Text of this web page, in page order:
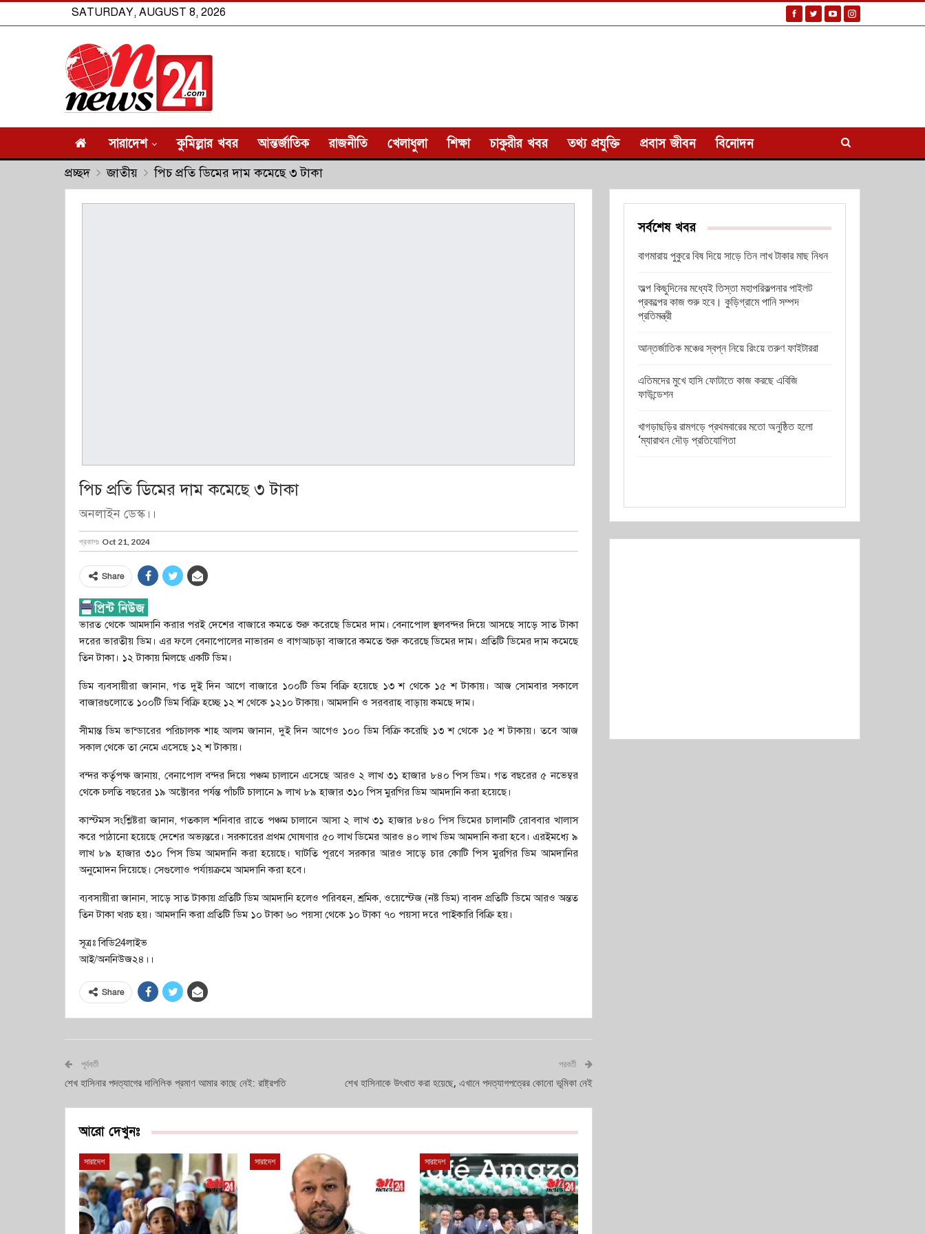
SATURDAY, AUGUST 8, 2026
সারাদেশ কুমিল্লার খবর আন্তর্জাতিক রাজনীতি খেলাধুলা শিক্ষা চাকুরীর খবর তথ্য প্রযুক্তি প্রবাস জীবন বিনোদন
প্রচ্ছদ জাতীয় পিচ প্রতি ডিমের দাম কমেছে ৩ টাকা
পিচ প্রতি ডিমের দাম কমেছে ৩ টাকা
অনলাইন ডেস্ক।।
প্রকাশঃ Oct 21, 2024
Share
ভারত থেকে আমদানি করার পরই দেশের বাজারে কমতে শুরু করেছে ডিমের দাম। বেনাপোল স্থলবন্দর দিয়ে আসছে সাড়ে সাত টাকা
দরের ভারতীয় ডিম। এর ফলে বেনাপোলের নাভারন ও বাগআচড়া বাজারে কমতে শুরু করেছে ডিমের দাম। প্রতিটি ডিমের দাম কমেছে
তিন টাকা। ১২ টাকায় মিলছে একটি ডিম।
ডিম ব্যবসায়ীরা জানান, গত দুই দিন আগে বাজারে ১০০টি ডিম বিক্রি হয়েছে ১৩ শ থেকে ১৫ শ টাকায়। আজ সোমবার সকালে
বাজারগুলোতে ১০০টি ডিম বিক্রি হচ্ছে ১২ শ থেকে ১২১০ টাকায়। আমদানি ও সরবরাহ বাড়ায় কমছে দাম।
সীমান্ত ডিম ভান্ডারের পরিচালক শাহ আলম জানান, দুই দিন আগেও ১০০ ডিম বিক্রি করেছি ১৩ শ থেকে ১৫ শ টাকায়। তবে আজ
সকাল থেকে তা নেমে এসেছে ১২ শ টাকায়।
বন্দর কর্তৃপক্ষ জানায়, বেনাপোল বন্দর দিয়ে পঞ্চম চালানে এসেছে আরও ২ লাখ ৩১ হাজার ৮৪০ পিস ডিম। গত বছরের ৫ নভেম্বর
থেকে চলতি বছরের ১৯ অক্টোবর পর্যন্ত পাঁচটি চালানে ৯ লাখ ৮৯ হাজার ৩১০ পিস মুরগির ডিম আমদানি করা হয়েছে।
কাস্টমস সংশ্লিষ্টরা জানান, গতকাল শনিবার রাতে পঞ্চম চালানে আসা ২ লাখ ৩১ হাজার ৮৪০ পিস ডিমের চালানটি রোববার খালাস
করে পাঠানো হয়েছে দেশের অভ্যন্তরে। সরকারের প্রথম ঘোষণার ৫০ লাখ ডিমের আরও ৪০ লাখ ডিম আমদানি করা হবে। এরইমধ্যে ৯
লাখ ৮৯ হাজার ৩১০ পিস ডিম আমদানি করা হয়েছে। ঘাটতি পূরণে সরকার আরও সাড়ে চার কোটি পিস মুরগির ডিম আমদানির
অনুমোদন দিয়েছে। সেগুলোও পর্যায়ক্রমে আমদানি করা হবে।
ব্যবসায়ীরা জানান, সাড়ে সাত টাকায় প্রতিটি ডিম আমদানি হলেও পরিবহন, শ্রমিক, ওয়েস্টেজ (নষ্ট ডিম) বাবদ প্রতিটি ডিমে আরও অন্তত
তিন টাকা খরচ হয়। আমদানি করা প্রতিটি ডিম ১০ টাকা ৬০ পয়সা থেকে ১০ টাকা ৭০ পয়সা দরে পাইকারি বিক্রি হয়।
সূত্রঃ বিডি24লাইভ
আই/অননিউজ২৪।।
Share
পূর্ববর্তী
শেখ হাসিনার পদত্যাগের দালিলিক প্রমাণ আমার কাছে নেই: রাষ্ট্রপতি
পরবর্তী
শেখ হাসিনাকে উৎখাত করা হয়েছে, এখানে পদত্যাগপত্রের কোনো ভূমিকা নেই
আরো দেখুনঃ
সারাদেশ সারাদেশ সারাদেশ
সর্বশেষ খবর
বাগমারায় পুকুরে বিষ দিয়ে সাড়ে তিন লাখ টাকার মাছ নিধন
অল্প কিছুদিনের মধ্যেই তিস্তা মহাপরিকল্পনার পাইলট
প্রকল্পের কাজ শুরু হবে। কুড়িগ্রামে পানি সম্পদ
প্রতিমন্ত্রী
আন্তর্জাতিক মঞ্চের স্বপ্ন নিয়ে রিংয়ে তরুণ ফাইটাররা
এতিমদের মুখে হাসি ফোটাতে কাজ করছে এবিজি
ফাউন্ডেশন
খাগড়াছড়ির রামগড়ে প্রথমবারের মতো অনুষ্ঠিত হলো
‘ম্যারাথন দৌড় প্রতিযোগিতা